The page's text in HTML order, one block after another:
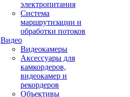
электропитания
Система
маршрутизации и
обработки потоков
Видео
Видеокамеры
Аксессуары для
камкордеров,
видеокамер и
рекордеров
Объективы